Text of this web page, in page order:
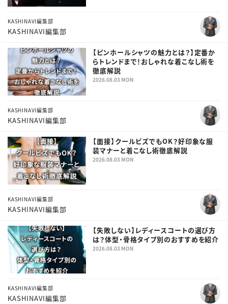
KASHINAVI編集部
KASHINAVI編集部
【ピンホールシャツの魅力とは？】定番か
らトレンドまで！おしゃれな着こなし術を
徹底解説
2026.08.03 MON
KASHINAVI編集部
KASHINAVI編集部
【面接】クールビズでもOK？好印象な服
装マナーと着こなし術徹底解説
2026.08.03 MON
KASHINAVI編集部
KASHINAVI編集部
【失敗しない】レディースコートの選び方
は？体型・骨格タイプ別のおすすめを紹介
2026.08.03 MON
KASHINAVI編集部
KASHINAVI編集部